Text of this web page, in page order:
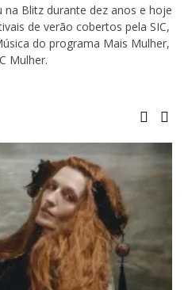
na Blitz durante dez anos e hoje
de verão cobertos pela SIC,
do programa Mais Mulher,
Mulher.